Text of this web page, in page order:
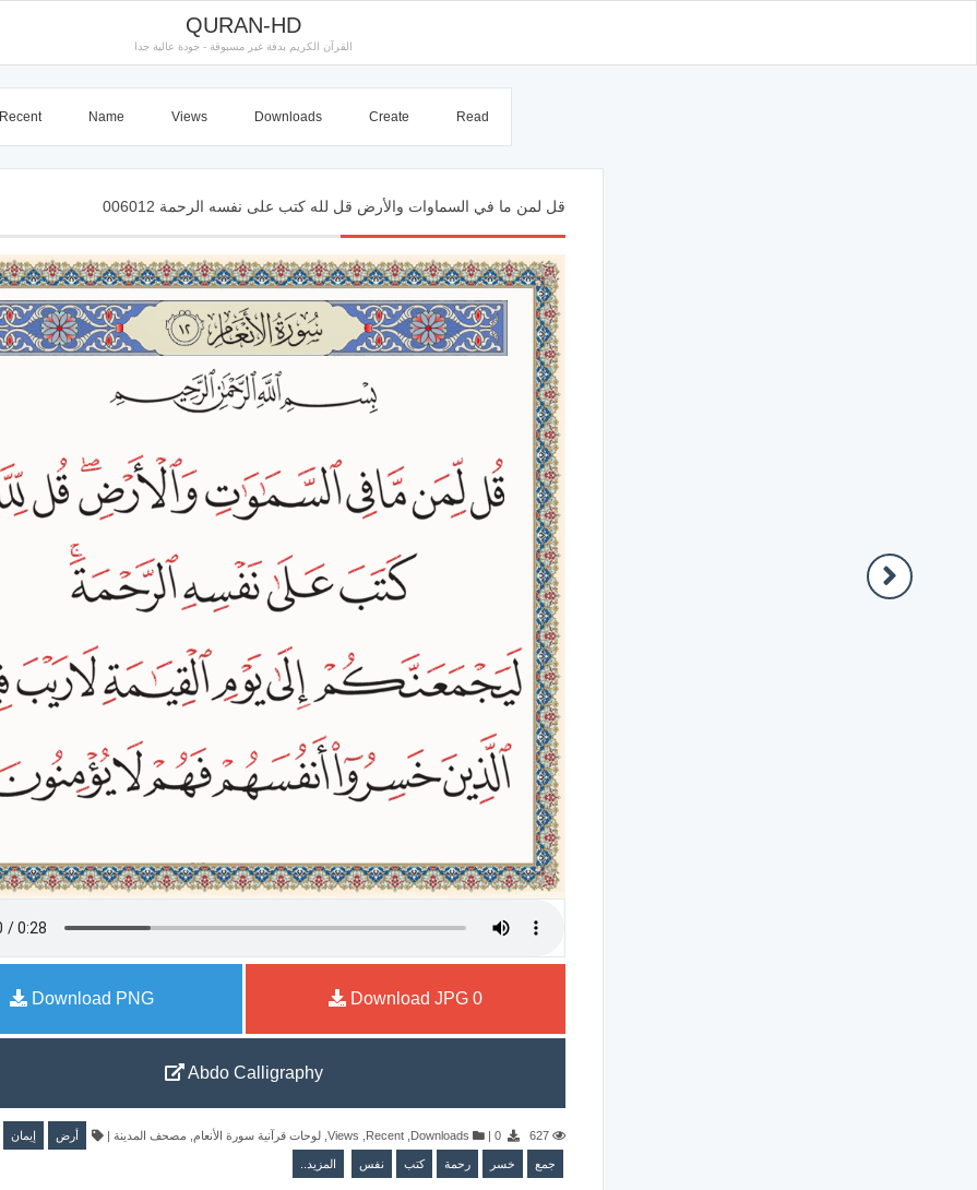
QURAN-HD
القرآن الكريم بدقة غير مسبوقة - جودة عالية جدا
Recent Name Views Downloads Create Read
قل لمن ما في السماوات والأرض قل لله كتب على نفسه الرحمة 006012
Download JPG 0
Download PNG
Abdo Calligraphy
|
Downloads
Recent
Views لوحات قرآنية سورة الأنعام مصحف المدينة | أرض إيمان
جمع خسر رحمة كتب نفس المزيد..